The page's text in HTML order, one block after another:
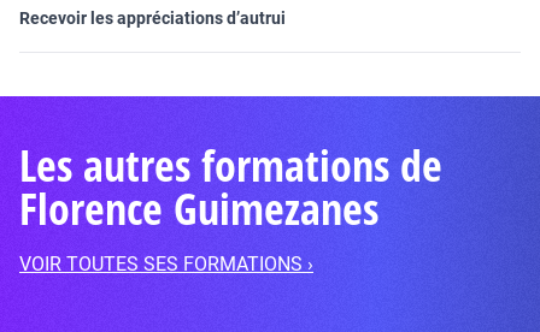
Recevoir les appréciations d’autrui
Les autres formations de
Florence Guimezanes
VOIR TOUTES SES FORMATIONS ›